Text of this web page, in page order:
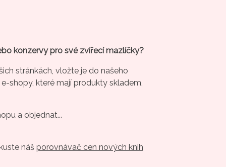
konzervy pro své zvířecí mazlíčky?
stránkách, vložte je do našeho
shopy, které mají produkty skladem,
a objednat...
náš porovnávač cen nových knih